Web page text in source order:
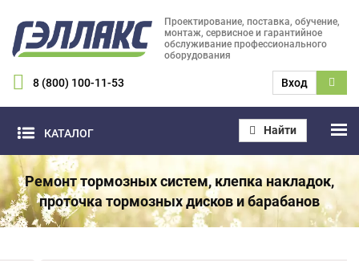
Проектирование, поставка, обучение,
монтаж, сервисное и гарантийное
обслуживание профессионального
оборудования
8 (800) 100-11-53 Вход
КАТАЛОГ Найти
Ремонт тормозных систем, клепка накладок,
проточка тормозных дисков и барабанов